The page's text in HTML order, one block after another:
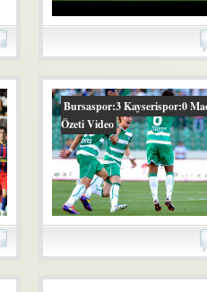
Bursaspor:3 Kayserispor:0
Özeti Video